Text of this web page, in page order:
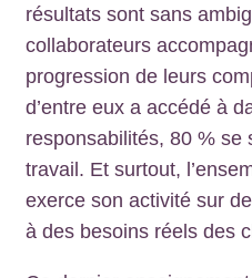
résultats sont sans
collaborateurs
progression de leurs
d’entre eux a accédé à
responsabilités, 80 % se
travail. Et surtout,
exerce son activité sur
à des besoins réels des